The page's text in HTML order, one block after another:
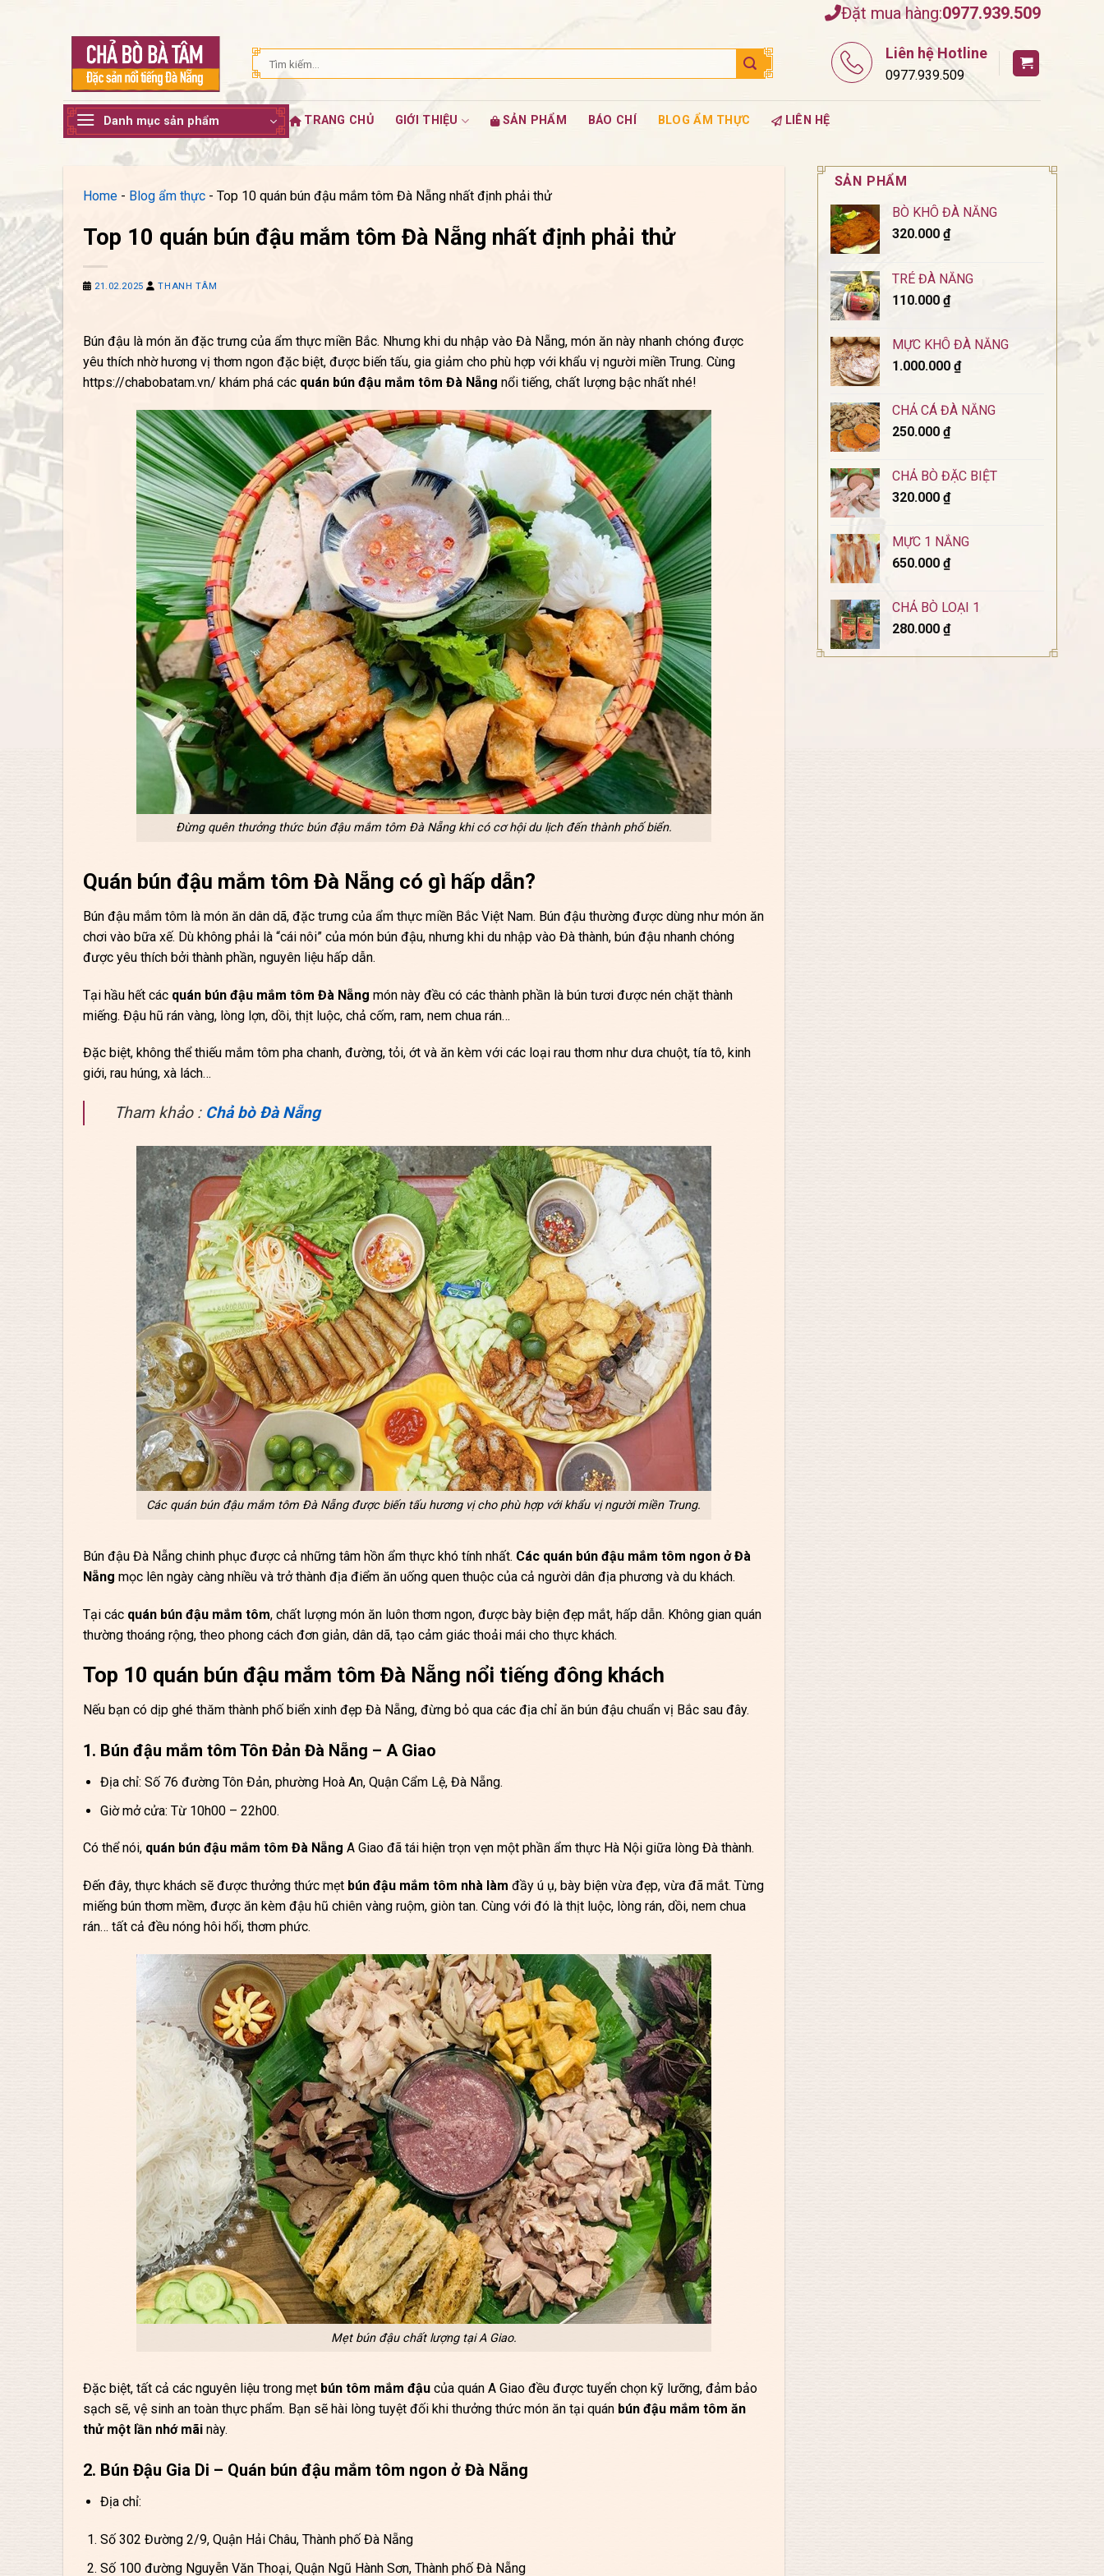
Đặt mua hàng:0977.939.509
Tìm
kiếm:
Liên hệ Hotline
0977.939.509
Danh mục sản phẩm TRANG CHỦ GIỚI THIỆU SẢN PHẨM BÁO CHÍ BLOG ẨM THỰC LIÊN HỆ
Home - Blog ẩm thực - Top 10 quán bún đậu mắm tôm Đà Nẵng nhất định phải thử
Top 10 quán bún đậu mắm tôm Đà Nẵng nhất định phải thử
21.02.2025 THANH TÂM
Bún đậu là món ăn đặc trưng của ẩm thực miền Bắc. Nhưng khi du nhập vào Đà Nẵng, món ăn này nhanh chóng được
yêu thích nhờ hương vị thơm ngon đặc biệt, được biến tấu, gia giảm cho phù hợp với khẩu vị người miền Trung. Cùng
https://chabobatam.vn/ khám phá các quán bún đậu mắm tôm Đà Nẵng nổi tiếng, chất lượng bậc nhất nhé!
Đừng quên thưởng thức bún đậu mắm tôm Đà Nẵng khi có cơ hội du lịch đến thành phố biển.
Quán bún đậu mắm tôm Đà Nẵng có gì hấp dẫn?
Bún đậu mắm tôm là món ăn dân dã, đặc trưng của ẩm thực miền Bắc Việt Nam. Bún đậu thường được dùng như món ăn
chơi vào bữa xế. Dù không phải là “cái nôi” của món bún đậu, nhưng khi du nhập vào Đà thành, bún đậu nhanh chóng
được yêu thích bởi thành phần, nguyên liệu hấp dẫn.
Tại hầu hết các quán bún đậu mắm tôm Đà Nẵng món này đều có các thành phần là bún tươi được nén chặt thành
miếng. Đậu hũ rán vàng, lòng lợn, dồi, thịt luộc, chả cốm, ram, nem chua rán…
Đặc biệt, không thể thiếu mắm tôm pha chanh, đường, tỏi, ớt và ăn kèm với các loại rau thơm như dưa chuột, tía tô, kinh
giới, rau húng, xà lách…
Tham khảo : Chả bò Đà Nẵng
Các quán bún đậu mắm tôm Đà Nẵng được biến tấu hương vị cho phù hợp với khẩu vị người miền Trung.
Bún đậu Đà Nẵng chinh phục được cả những tâm hồn ẩm thực khó tính nhất. Các quán bún đậu mắm tôm ngon ở Đà
Nẵng mọc lên ngày càng nhiều và trở thành địa điểm ăn uống quen thuộc của cả người dân địa phương và du khách.
Tại các quán bún đậu mắm tôm, chất lượng món ăn luôn thơm ngon, được bày biện đẹp mắt, hấp dẫn. Không gian quán
thường thoáng rộng, theo phong cách đơn giản, dân dã, tạo cảm giác thoải mái cho thực khách.
Top 10 quán bún đậu mắm tôm Đà Nẵng nổi tiếng đông khách
Nếu bạn có dịp ghé thăm thành phố biển xinh đẹp Đà Nẵng, đừng bỏ qua các địa chỉ ăn bún đậu chuẩn vị Bắc sau đây.
1. Bún đậu mắm tôm Tôn Đản Đà Nẵng – A Giao
Địa chỉ: Số 76 đường Tôn Đản, phường Hoà An, Quận Cẩm Lệ, Đà Nẵng.
Giờ mở cửa: Từ 10h00 – 22h00.
Có thể nói, quán bún đậu mắm tôm Đà Nẵng A Giao đã tái hiện trọn vẹn một phần ẩm thực Hà Nội giữa lòng Đà thành.
Đến đây, thực khách sẽ được thưởng thức mẹt bún đậu mắm tôm nhà làm đầy ú ụ, bày biện vừa đẹp, vừa đã mắt. Từng
miếng bún thơm mềm, được ăn kèm đậu hũ chiên vàng ruộm, giòn tan. Cùng với đó là thịt luộc, lòng rán, dồi, nem chua
rán… tất cả đều nóng hôi hổi, thơm phức.
Mẹt bún đậu chất lượng tại A Giao.
Đặc biệt, tất cả các nguyên liệu trong mẹt bún tôm mắm đậu của quán A Giao đều được tuyển chọn kỹ lưỡng, đảm bảo
sạch sẽ, vệ sinh an toàn thực phẩm. Bạn sẽ hài lòng tuyệt đối khi thưởng thức món ăn tại quán bún đậu mắm tôm ăn
thử một lần nhớ mãi này.
2. Bún Đậu Gia Di – Quán bún đậu mắm tôm ngon ở Đà Nẵng
Địa chỉ:
Số 302 Đường 2/9, Quận Hải Châu, Thành phố Đà Nẵng
Số 100 đường Nguyễn Văn Thoại, Quận Ngũ Hành Sơn, Thành phố Đà Nẵng
SẢN PHẨM
BÒ KHÔ ĐÀ NẴNG
320.000 ₫
TRÉ ĐÀ NẴNG
110.000 ₫
MỰC KHÔ ĐÀ NẴNG
1.000.000 ₫
CHẢ CÁ ĐÀ NẴNG
250.000 ₫
CHẢ BÒ ĐẶC BIỆT
320.000 ₫
MỰC 1 NẮNG
650.000 ₫
CHẢ BÒ LOẠI 1
280.000 ₫